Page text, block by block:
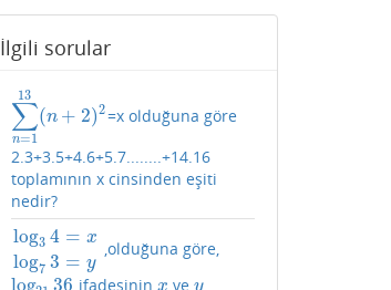
İlgili sorular
∑
n=1
13
(n + 2)2
∑n 113(n +2)2=x olduğuna göre
2.3+3.5+4.6+5.7........+14.16
toplamının x cinsinden eşiti
nedir?
log3 4 = x
log7 3 = y
log34 =x log7 3=y
,olduğuna göre,
log 36
log21 36 ifadesinin x
x vey
y